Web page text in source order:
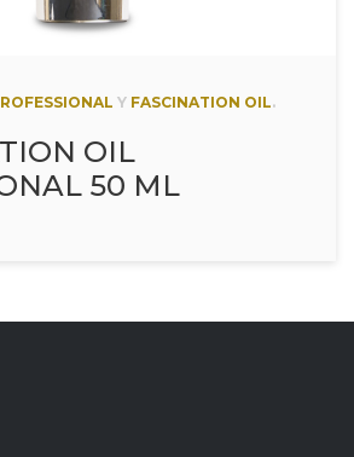
Y FASCINATION OIL.
OIL
50 ML